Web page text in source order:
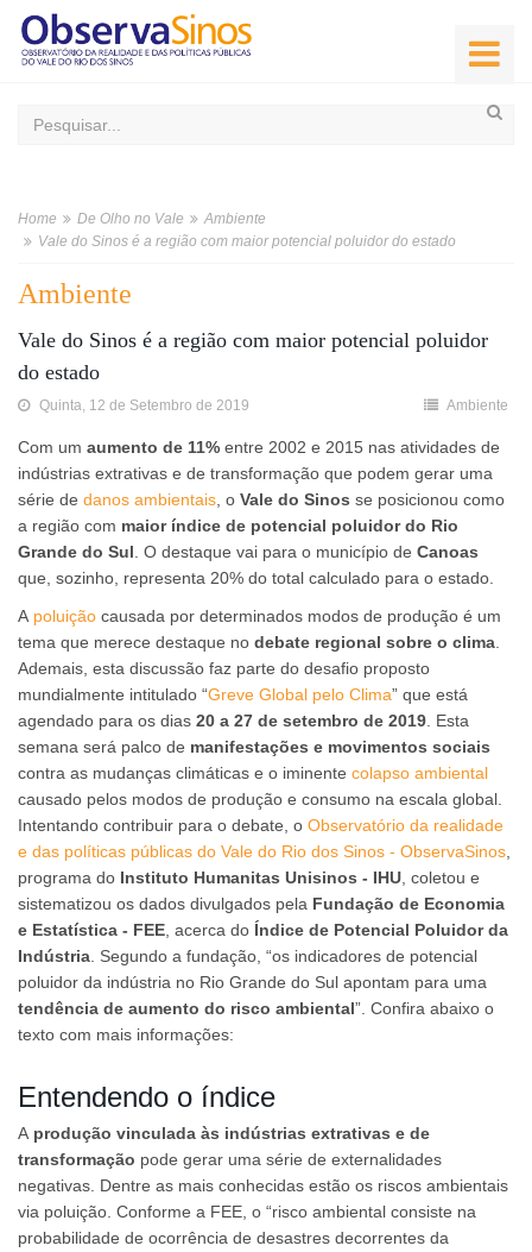
Home De Olho no Vale
Ambiente
Vale do Sinos é a região com maior potencial poluidor do estado
Ambiente
Vale do Sinos é a região com maior potencial poluidor
do estado
Quinta, 12 de Setembro de 2019 Ambiente
Com um aumento de 11% entre 2002 e 2015 nas atividades de
indústrias extrativas e de transformação que podem gerar uma
série de danos ambientais , o Vale do Sinos se posicionou como
a região com maior índice de potencial poluidor do Rio
Grande do Sul . O destaque vai para o município de Canoas
que, sozinho, representa 20% do total calculado para o estado.
A poluição causada por determinados modos de produção é um
tema que merece destaque no debate regional sobre o clima
Ademais, esta discussão faz parte do desafio proposto
mundialmente intitulado “Greve Global pelo Clima” que está
agendado para os dias 20 a 27 de setembro de 2019 . Esta
semana será palco de manifestações e movimentos sociais
contra as mudanças climáticas e o iminente colapso ambiental
causado pelos modos de produção e consumo na escala global.
Intentando contribuir para o debate, o Observatório da realidade
e das políticas públicas do Vale do Rio dos Sinos - ObservaSinos
programa do Instituto Humanitas Unisinos - IHU , coletou e
sistematizou os dados divulgados pela Fundação de Economia
e Estatística - FEE , acerca do Índice de Potencial Poluidor da
Indústria . Segundo a fundação, “os indicadores de potencial
poluidor da indústria no Rio Grande do Sul apontam para uma
tendência de aumento do risco ambiental”. Confira abaixo o
texto com mais informações:
Entendendo o índice
A produção vinculada às indústrias extrativas e de
transformação pode gerar uma série de externalidades
negativas. Dentre as mais conhecidas estão os riscos ambientais
via poluição. Conforme a FEE, o “risco ambiental consiste na
probabilidade de ocorrência de desastres decorrentes da